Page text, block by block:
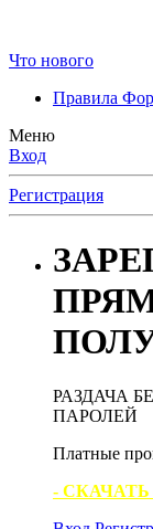
Что нового
Правила
Меню
Вход
Регистрация
РАЗДАЧА
ПАРОЛЕЙ
Платные
-